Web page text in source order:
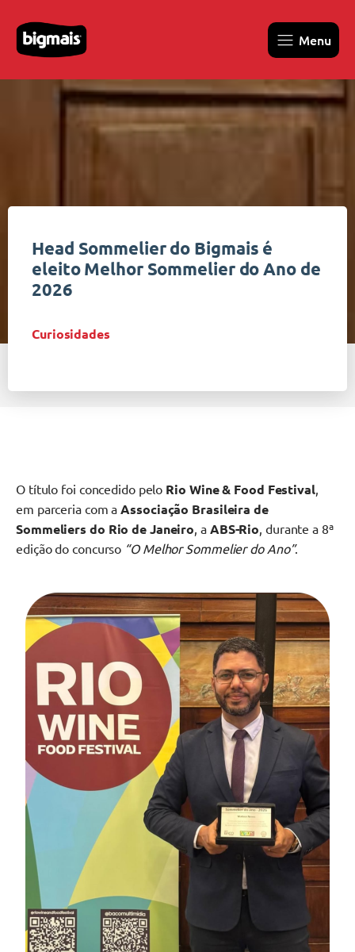
Menu
Head Sommelier do Bigmais é
eleito Melhor Sommelier do Ano de
2026
Curiosidades
O título foi concedido pelo Rio Wine & Food Festival,
em parceria com aAssociação Brasileira de
Sommeliers do Rio de Janeiro, a ABS-Rio, durante a 8ª
edição do concurso “O Melhor Sommelier do Ano”.